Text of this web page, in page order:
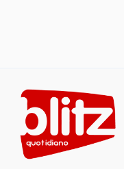
content